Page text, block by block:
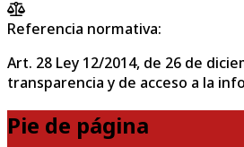
Referencia normativa:
Art. 28 Ley 12/2014, de 26 de
transparencia y de acceso a la
Pie de página